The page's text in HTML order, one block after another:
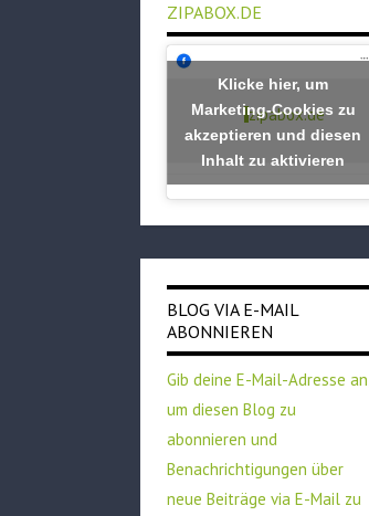
ZIPABOX.DE
zipabox.de
Klicke hier, um
Marketing-Cookies zu
akzeptieren und diesen
Inhalt zu aktivieren
BLOG VIA E-MAIL
ABONNIEREN
Gib deine E-Mail-Adresse an,
um diesen Blog zu
abonnieren und
Benachrichtigungen über
neue Beiträge via E-Mail zu